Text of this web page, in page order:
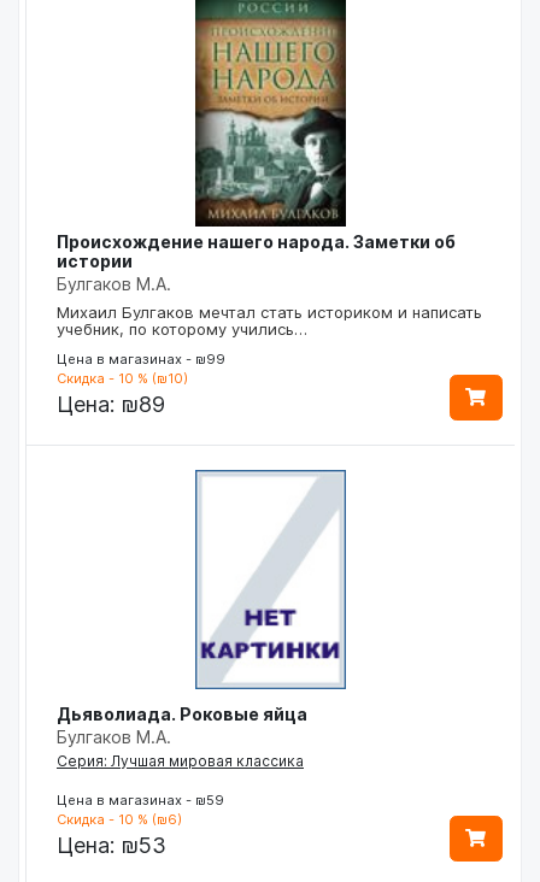
Происхождение нашего народа. Заметки об
истории
Булгаков М.А.
Михаил Булгаков мечтал стать историком и написать
учебник, по которому учились…
Цена в магазинах - ₪99
Скидка - 10 % (₪10)
Цена: ₪89
Дьяволиада. Роковые яйца
Булгаков М.А.
Серия: Лучшая мировая классика
Цена в магазинах - ₪59
Скидка - 10 % (₪6)
Цена: ₪53